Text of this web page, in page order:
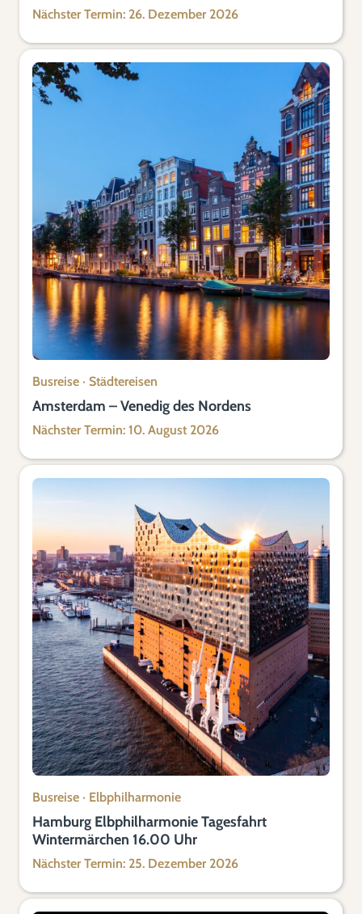
Nächster Termin: 26. Dezember 2026
Busreise · Städtereisen
Amsterdam – Venedig des Nordens
Nächster Termin: 10. August 2026
Busreise · Elbphilharmonie
Hamburg Elbphilharmonie Tagesfahrt
Wintermärchen 16.00 Uhr
Nächster Termin: 25. Dezember 2026